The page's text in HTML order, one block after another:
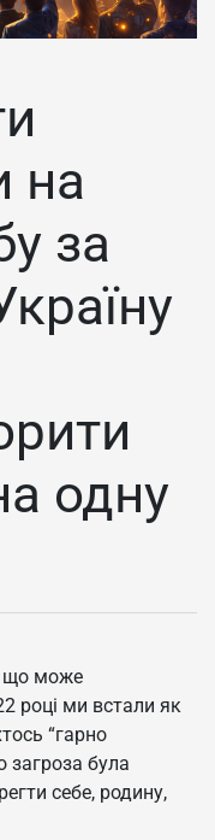
на
за
одну
що може
році ми встали як
“гарно
загроза була
себе, родину,